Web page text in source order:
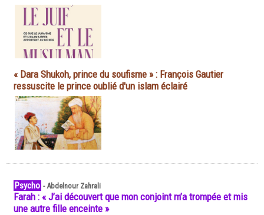
« Dara Shukoh, prince du soufisme » : François Gautier
ressuscite le prince oublié d'un islam éclairé
Psycho -Abdelnour Zahrali
Farah : « J’ai découvert que mon conjoint m’a trompée et mis
une autre fille enceinte »